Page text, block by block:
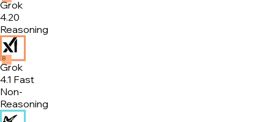
Grok
4.20
Reasoning
B
Grok
4.1 Fast
Non-
Reasoning